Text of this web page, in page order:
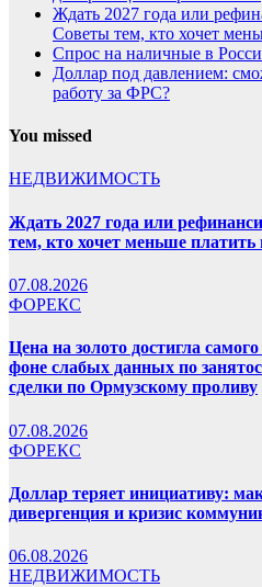
Ждать 2027 года или
Советы тем, кто хочет
Спрос на наличные в
Доллар под давлением:
работу за ФРС?
You missed
НЕДВИЖИМОСТЬ
Ждать 2027 года или
тем, кто хочет меньше платить
07.08.2026
ФОРЕКС
Цена на золото достигла
фоне слабых данных по
сделки по Ормузскому проливу
07.08.2026
ФОРЕКС
Доллар теряет инициативу:
дивергенция и кризис
06.08.2026
НЕДВИЖИМОСТЬ